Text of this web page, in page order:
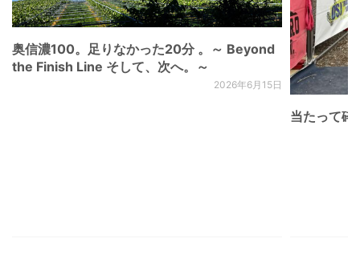
奥信濃100。足りなかった20分 。～ Beyond
the Finish Line そして、次へ。～
2026年6月15日
当たって砕